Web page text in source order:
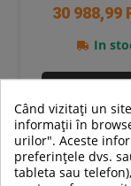
30 988,99
In
Când vizitați un
informații în
urilor". Aceste
preferințele dvs.
tableta sau